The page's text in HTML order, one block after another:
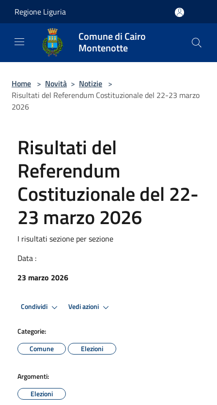
Regione Liguria
Comune di Cairo
Montenotte
Home > Novità > Notizie >
Risultati del Referendum Costituzionale del 22-23 marzo
2026
Risultati del
Referendum
Costituzionale del 22-
23 marzo 2026
I risultati sezione per sezione
Data :
23 marzo 2026
Condividi Vedi azioni
Categorie:
Comune
Elezioni
Argomenti:
Elezioni